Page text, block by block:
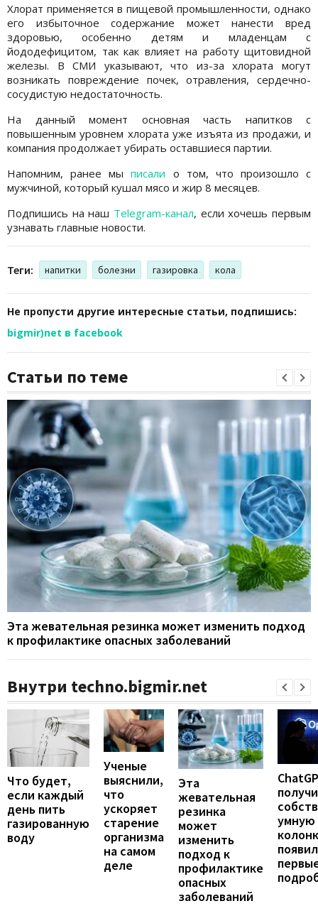
Хлорат применяется в пищевой промышленности, однако
его избыточное содержание может нанести вред
здоровью, особенно детям и младенцам с
йододефицитом, так как влияет на работу щитовидной
железы. В СМИ указывают, что из-за хлората могут
возникать повреждение почек, отравления, сердечно-
сосудистую недостаточность.
На данный момент основная часть напитков с
повышенным уровнем хлората уже изъята из продажи, и
компания продолжает убирать оставшиеся партии.
Напомним, ранее мыписали о том, что произошло с
мужчиной, который кушал мясо и жир 8 месяцев.
Подпишись на наш Telegram-канал, если хочешь первым
узнавать главные новости.
Теги: напитки болезни газировка кола
Не пропусти другие интересные статьи, подпишись:
bigmir)net в facebook
Статьи по теме
Эта жевательная резинка может изменить подход
к профилактике опасных заболеваний
Внутри techno.bigmir.net
Что будет,
если каждый
день пить
газированную
воду
Ученые
выяснили,
что
ускоряет
старение
организма
на самом
деле
Эта
жевательная
резинка
может
изменить
подход к
профилактике
опасных
заболеваний
умную